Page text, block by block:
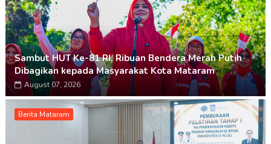
Sambut HUT Ke-81 RI, Ribuan Bendera Merah Putih
Dibagikan kepada Masyarakat Kota Mataram
August 07, 2026
Berita Mataram